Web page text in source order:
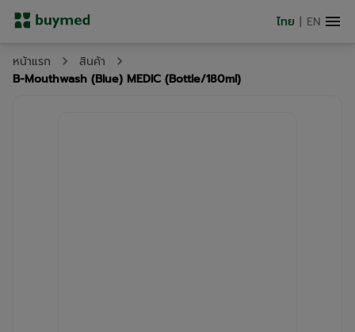
ไทย | EN
หน้าแรก
สินค้า
B-Mouthwash (Blue) MEDIC (Bottle/180ml)